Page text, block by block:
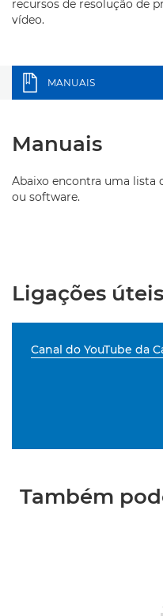
recursos de resolução de
vídeo.
MANUAIS
Manuais
Abaixo encontra uma lista
ou software.
Ligações úteis
Canal do YouTube da
Também